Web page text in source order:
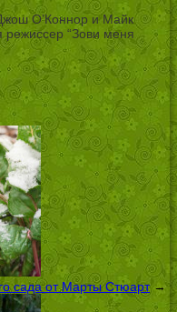
О’Коннор и Майк
“Зови меня
сада от Марты Стюарт→